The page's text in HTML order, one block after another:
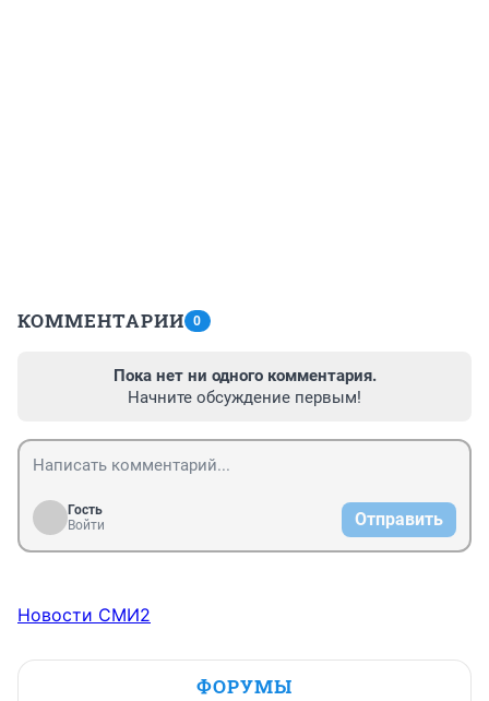
КОММЕНТАРИИ 0
Пока нет ни одного комментария.
Начните обсуждение первым!
Гость
Войти
Отправить
Новости СМИ2
ФОРУМЫ